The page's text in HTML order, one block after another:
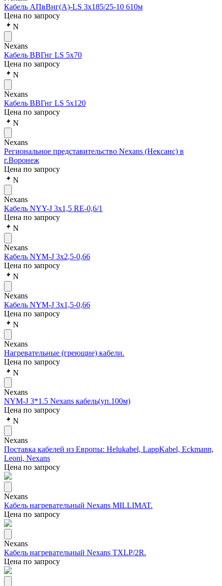
Кабель АПвВнг(А)-LS 3х185/25-10 610м
Цена по запросу
N
Nexans
Кабель ВВГнг LS 5x70
Цена по запросу
N
Nexans
Кабель ВВГнг LS 5x120
Цена по запросу
N
Nexans
Региональное представительство Nexans (Нексанс) в
г.Воронеж
Цена по запросу
N
Nexans
Кабель NYY-J 3x1,5 RE-0,6/1
Цена по запросу
N
Nexans
Кабель NYM-J 3x2,5-0,66
Цена по запросу
N
Nexans
Кабель NYM-J 3x1,5-0,66
Цена по запросу
N
Nexans
Нагревательные (греющие) кабели.
Цена по запросу
N
Nexans
NYM-J 3*1.5 Nexans кабель(уп.100м)
Цена по запросу
N
Nexans
Поставка кабелей из Европы: Helukabel, LappKabel, Eckmann,
Leoni, Nexans
Цена по запросу
Nexans
Кабель нагревательный Nexans MILLIMAT.
Цена по запросу
Nexans
Кабель нагревательный Nexans TXLP/2R.
Цена по запросу